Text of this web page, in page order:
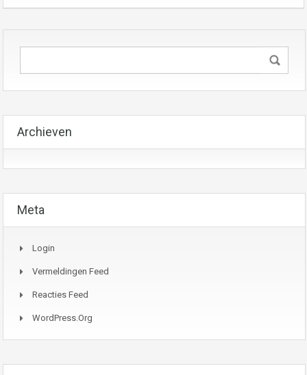
Archieven
Meta
Login
Vermeldingen Feed
Reacties Feed
WordPress.org